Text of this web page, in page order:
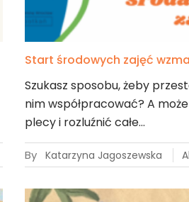
Start środowych zajęć
Szukasz sposobu, żeby
nim współpracować? A
plecy i rozluźnić całe…
By Katarzyna Jagoszewska